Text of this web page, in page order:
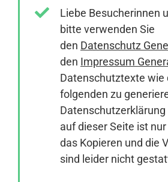
Anmelden
Liebe Besucherinnen
bitte verwenden Sie
den Datenschutz
den Impressum
Datenschutztexte wie
folgenden zu
auf dieser Seite ist
das Kopieren und die
sind leider nicht